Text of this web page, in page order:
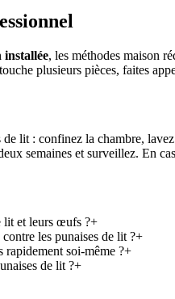
installée, les méthodes maison
plusieurs pièces, faites
lit : confinez la chambre,
semaines et surveillez. En
lit et leurs œufs ?+
les punaises de lit ?+
rapidement soi-même ?+
de lit ?+